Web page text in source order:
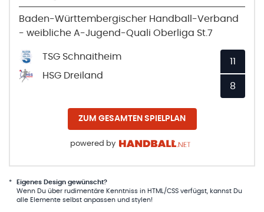
Baden-Württembergischer Handball-Verband
- weibliche A-Jugend-Quali Oberliga St.7
TSG Schnaitheim
HSG Dreiland
11
8
ZUM GESAMTEN SPIELPLAN
powered by
*
Eigenes Design gewünscht?
Wenn Du über rudimentäre Kenntniss in HTML/CSS verfügst, kannst Du
alle Elemente selbst anpassen und stylen!